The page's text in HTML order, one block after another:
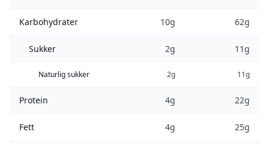
Karbohydrater 10g 62g
Sukker 2g 11g
Naturlig sukker 2g 11g
Protein 4g 22g
Fett 4g 25g